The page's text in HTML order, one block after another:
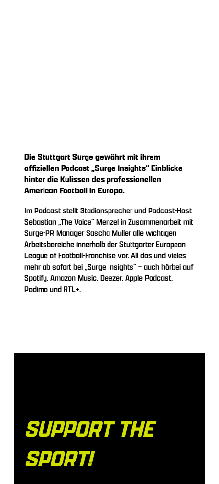
Die Stuttgart Surge gewährt mit ihrem
offiziellen Podcast „Surge Insights“ Einblicke
hinter die Kulissen des professionellen
American Football in Europa.
Im Podcast stellt Stadionsprecher und Podcast-Host
Sebastian „The Voice“ Menzel in Zusammenarbeit mit
Surge-PR Manager Sascha Müller alle wichtigen
Arbeitsbereiche innerhalb der Stuttgarter European
League of Football-Franchise vor. All das und vieles
mehr ab sofort bei „Surge Insights“ – auch hörbei auf
Spotify, Amazon Music, Deezer, Apple Podcast,
Podimo und RTL+.
SUPPORT THE
SPORT!